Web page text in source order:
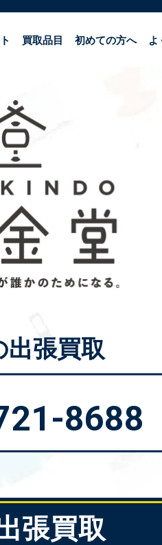
買取品目 初めての方へ よ
出張買取
8688
張買取